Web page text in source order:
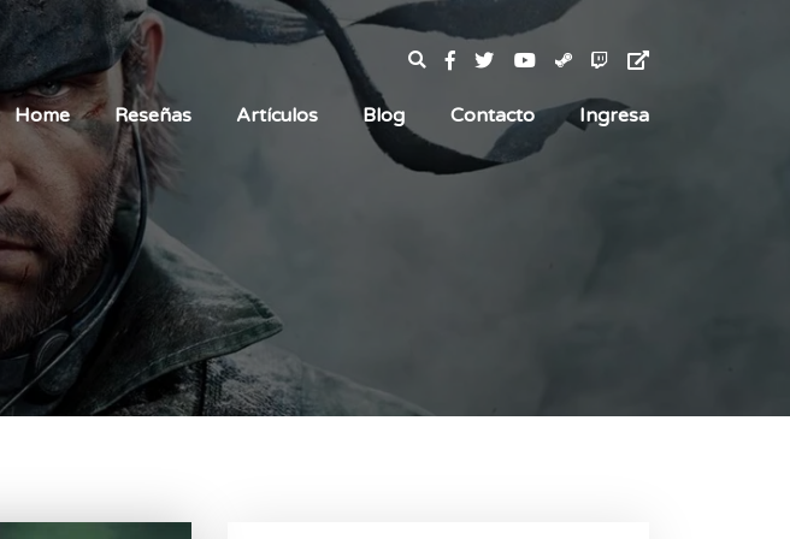
Home Reseñas Artículos Blog Contacto Ingresa